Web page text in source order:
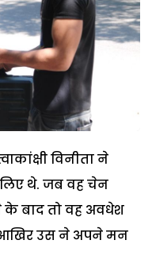
विनीता ने
लिए थे. जब वह चेन
के बाद तो वह अवधेश
उस ने अपने मन